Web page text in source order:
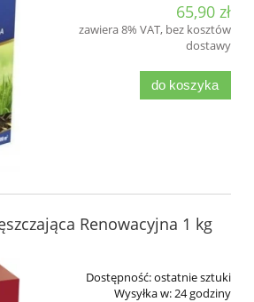
65,90 zł
zawiera 8% VAT, bez kosztów
dostawy
do koszyka
Renowacyjna 1 kg
Dostępność:ostatnie sztuki
Wysyłka w:24 godziny